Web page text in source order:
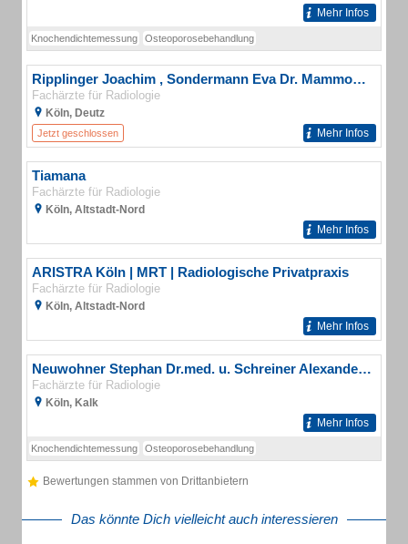
Mehr Infos
Knochendichtemessung Osteoporosebehandlung
Ripplinger Joachim , Sondermann Eva Dr. Mammographiezentrum
Fachärzte für Radiologie
Köln, Deutz
Jetzt geschlossen Mehr Infos
Tiamana
Fachärzte für Radiologie
Köln, Altstadt-Nord
Mehr Infos
ARISTRA Köln | MRT | Radiologische Privatpraxis
Fachärzte für Radiologie
Köln, Altstadt-Nord
Mehr Infos
Neuwohner Stephan Dr.med. u. Schreiner Alexander Dr.med. u. Barabas Christoph Dr.med.
Fachärzte für Radiologie
Köln, Kalk
Mehr Infos
Knochendichtemessung Osteoporosebehandlung
Bewertungen stammen von Drittanbietern
Das könnte Dich vielleicht auch interessieren